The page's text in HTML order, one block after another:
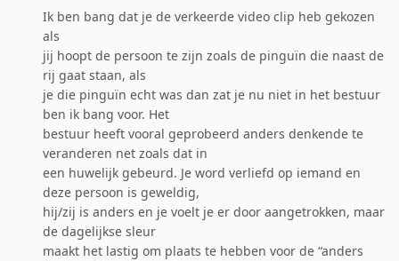
Ik ben bang dat je de verkeerde video clip heb gekozen
als
jij hoopt de persoon te zijn zoals de pinguïn die naast de
rij gaat staan, als
je die pinguïn echt was dan zat je nu niet in het bestuur
ben ik bang voor. Het
bestuur heeft vooral geprobeerd anders denkende te
veranderen net zoals dat in
een huwelijk gebeurd. Je word verliefd op iemand en
deze persoon is geweldig,
hij/zij is anders en je voelt je er door aangetrokken, maar
de dagelijkse sleur
maakt het lastig om plaats te hebben voor de “anders